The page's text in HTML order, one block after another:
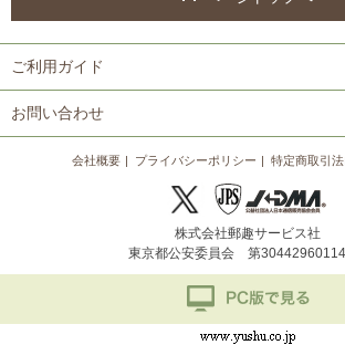
ご利用ガイド
お問い合わせ
会社概要 プライバシーポリシー 特定商取引
株式会社郵趣サービス社
東京都公安委員会 第